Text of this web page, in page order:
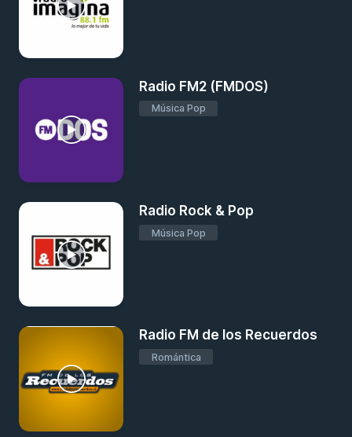
Radio FM2 (FMDOS)
Música Pop
Radio Rock & Pop
Música Pop
Radio FM de los Recuerdos
Romántica